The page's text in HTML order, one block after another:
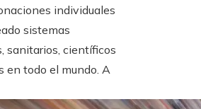
individuales
sistemas
sanitarios, científicos
en todo el mundo. A